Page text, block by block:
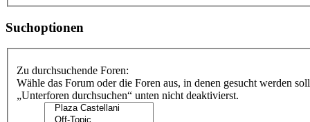
Suchoptionen
Zu durchsuchende Foren:
Wähle das Forum oder die Foren aus, in denen gesucht werden
„Unterforen durchsuchen“ unten nicht deaktivierst.